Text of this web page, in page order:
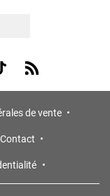
Youtube
us on Tiktok
Visit us on Rss
de vente
Contact